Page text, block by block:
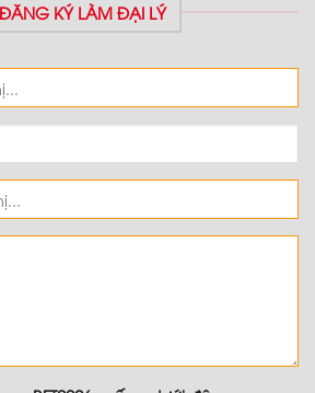
ĐĂNG KÝ LÀM ĐẠI LÝ